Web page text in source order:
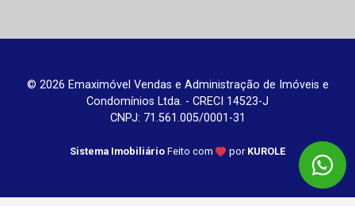
© 2026 Emaximóvel Vendas e Administração de Imóveis e
Condomínios Ltda. - CRECI 14523-J
CNPJ: 71.561.005/0001-31
Sistema Imobiliário Feito com por KUROLE